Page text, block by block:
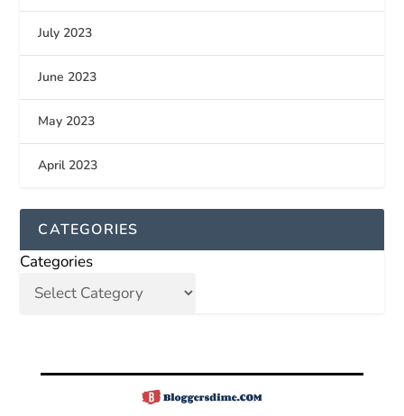
July 2023
June 2023
May 2023
April 2023
CATEGORIES
Categories